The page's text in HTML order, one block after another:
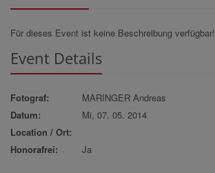
Für dieses Event ist keine Beschreibung verfügbar!
Event Details
Fotograf:
MARINGER Andreas
Datum:
Mi, 07. 05. 2014
Location / Ort:
Honorafrei:
Ja